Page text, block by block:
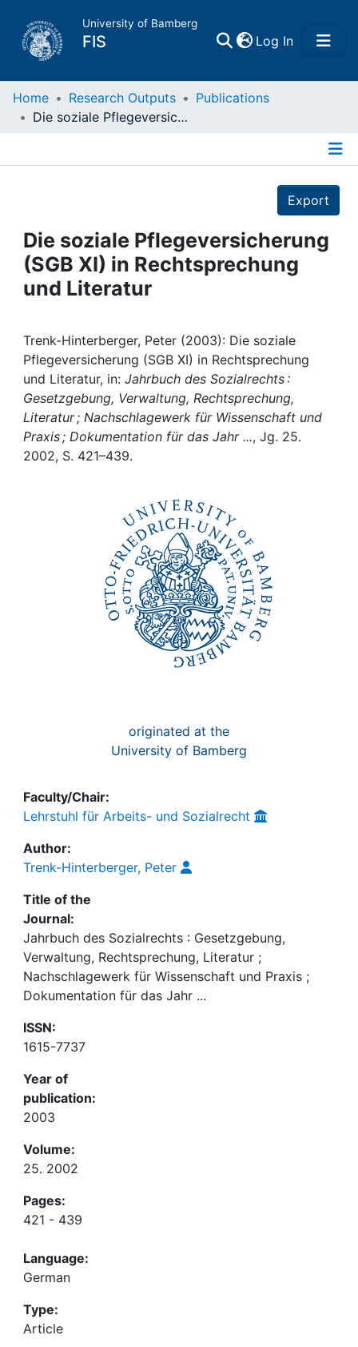
University of Bamberg
FIS Log In(current)
Home
Projects
People
Awards
My FIS
Help
Home Research Outputs
Publications
Die soziale Pflegeversicherung (SGB XI) in Rechtsprechung und Literatur
Export
Die soziale Pflegeversicherung
(SGB XI) in Rechtsprechung
und Literatur
Trenk-Hinterberger, Peter (2003): Die soziale
Pflegeversicherung (SGB XI) in Rechtsprechung
und Literatur, in: Jahrbuch des Sozialrechts :
Gesetzgebung, Verwaltung, Rechtsprechung,
Literatur ; Nachschlagewerk für Wissenschaft und
Praxis ; Dokumentation für das Jahr ..., Jg. 25.
2002, S. 421–439.
originated at the
University of Bamberg
Faculty/Chair:
Lehrstuhl für Arbeits- und Sozialrecht
Author:
Trenk-Hinterberger, Peter
Title of the
Journal:
Jahrbuch des Sozialrechts : Gesetzgebung,
Verwaltung, Rechtsprechung, Literatur ;
Nachschlagewerk für Wissenschaft und Praxis ;
Dokumentation für das Jahr ...
ISSN:
1615-7737
Year of
publication:
2003
Volume:
25. 2002
Pages:
421 - 439
Language:
German
Type:
Article